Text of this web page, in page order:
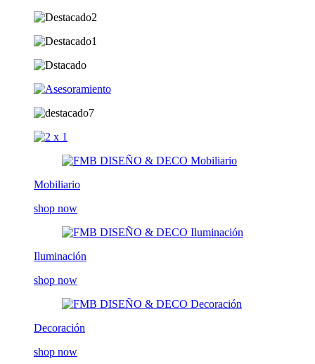
Mobiliario
shop now
Iluminación
shop now
Decoración
shop now